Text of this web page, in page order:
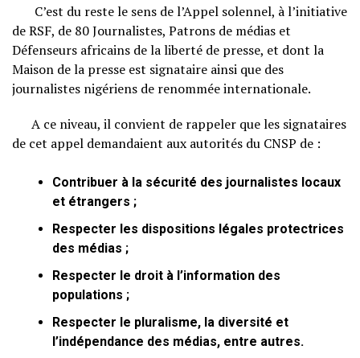
C’est du reste le sens de l’Appel solennel, à l’initiative
de RSF, de 80 Journalistes, Patrons de médias et
Défenseurs africains de la liberté de presse, et dont la
Maison de la presse est signataire ainsi que des
journalistes nigériens de renommée internationale.
A ce niveau, il convient de rappeler que les signataires
de cet appel demandaient aux autorités du CNSP de :
Contribuer à la sécurité des journalistes locaux
et étrangers ;
Respecter les dispositions légales protectrices
des médias ;
Respecter le droit à l’information des
populations ;
Respecter le pluralisme, la diversité et
l’indépendance des médias, entre autres.